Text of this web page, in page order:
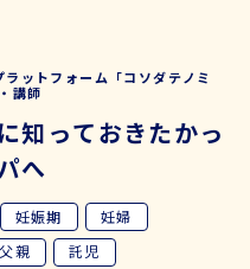
ットフォーム「コソダテノミ
講師
知っておきたかっ
へ
妊娠期
妊婦
父親 託児